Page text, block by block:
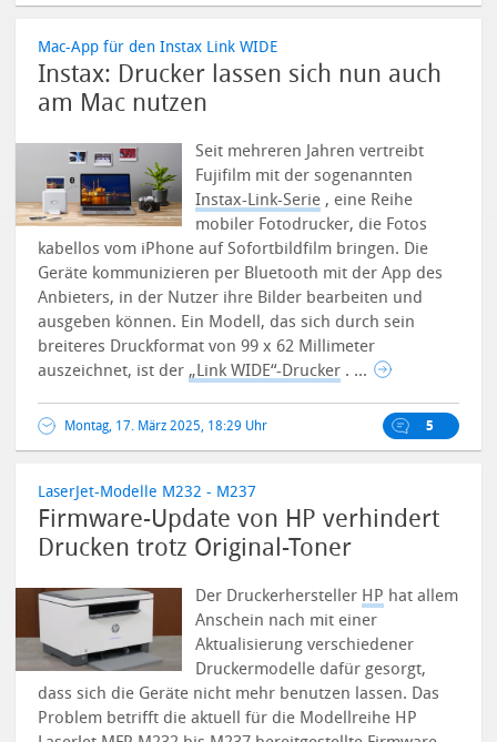
Mac-App für den Instax Link WIDE
Instax: Drucker lassen sich nun auch
am Mac nutzen
Seit mehreren Jahren vertreibt
Fujifilm mit der sogenannten
Instax-Link-Serie , eine Reihe
mobiler Fotodrucker, die Fotos
kabellos vom iPhone auf Sofortbildfilm bringen. Die
Geräte kommunizieren per Bluetooth mit der App des
Anbieters, in der Nutzer ihre Bilder bearbeiten und
ausgeben können. Ein Modell, das sich durch sein
breiteres Druckformat von 99 x 62 Millimeter
auszeichnet, ist der „Link WIDE“-Drucker . ...
Montag, 17. März 2025, 18:29 Uhr 5
LaserJet-Modelle M232 - M237
Firmware-Update von HP verhindert
Drucken trotz Original-Toner
Der Druckerhersteller HP hat allem
Anschein nach mit einer
Aktualisierung verschiedener
Druckermodelle dafür gesorgt,
dass sich die Geräte nicht mehr benutzen lassen. Das
Problem betrifft die aktuell für die Modellreihe HP